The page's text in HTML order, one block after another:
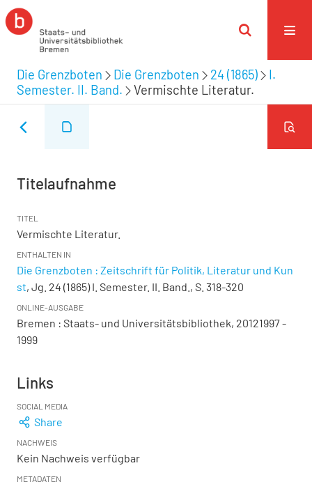
Die Grenzboten Die Grenzboten 24 (1865)
I.
Semester. II. Band.
Vermischte Literatur.
Titelaufnahme
TITEL
Vermischte Literatur.
ENTHALTEN IN
Die Grenzboten : Zeitschrift für Politik, Literatur und Kun
st, Jg. 24 (1865) I. Semester. II. Band., S. 318-320
ONLINE-AUSGABE
Bremen : Staats- und Universitätsbibliothek, 20121997 -
1999
Links
SOCIAL MEDIA
Share
NACHWEIS
Kein Nachweis verfügbar
METADATEN